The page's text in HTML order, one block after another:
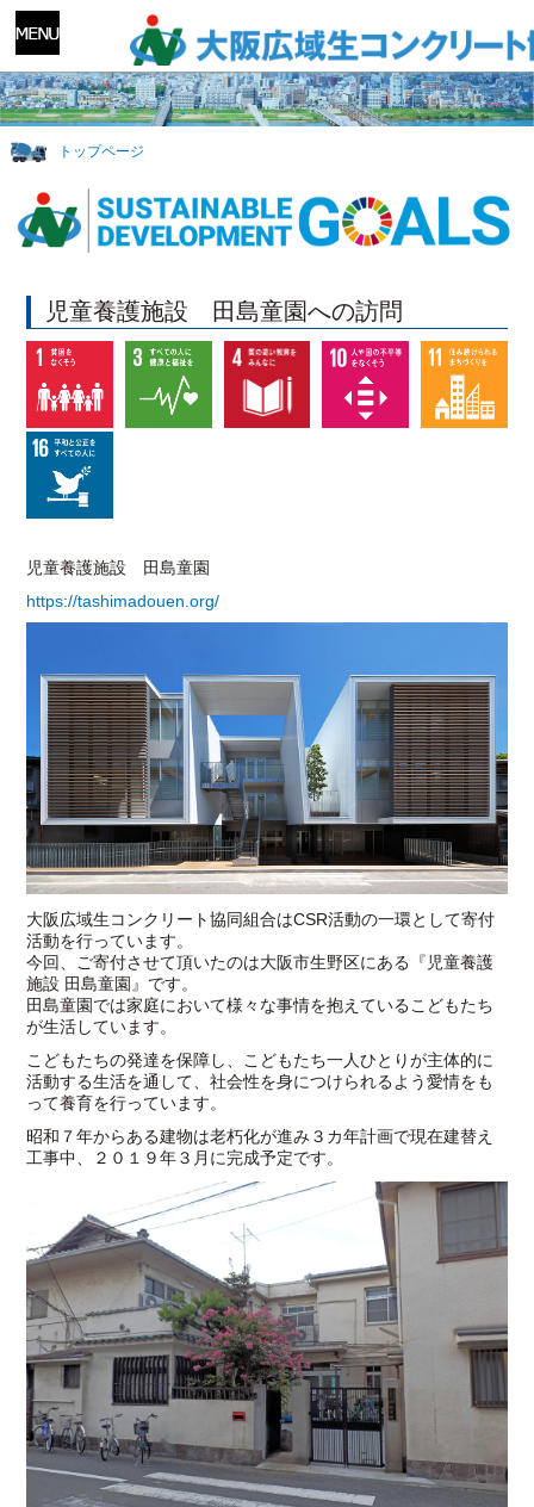
トップページ
児童養護施設 田島童園への訪問
児童養護施設 田島童園
https://tashimadouen.org/
大阪広域生コンクリート協同組合はCSR活動の一環として寄付
活動を行っています。
今回、ご寄付させて頂いたのは大阪市生野区にある『児童養護
施設 田島童園』です。
田島童園では家庭において様々な事情を抱えているこどもたち
が生活しています。
こどもたちの発達を保障し、こどもたち一人ひとりが主体的に
活動する生活を通して、社会性を身につけられるよう愛情をも
って養育を行っています。
昭和７年からある建物は老朽化が進み３カ年計画で現在建替え
工事中、２０１９年３月に完成予定です。